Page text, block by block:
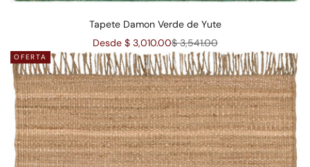
Tapete Damon Verde de Yute
Precio de oferta
Desde $ 3,010.00Precio normal
$ 3,541.00
OFERTA